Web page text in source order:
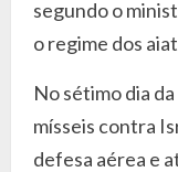
segundo o
o regime dos
No sétimo dia
mísseis contra
defesa aérea e